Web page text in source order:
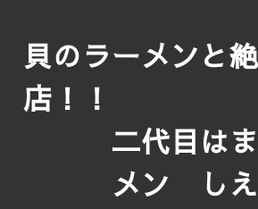
貝のラーメンと
店！
二代目はま
メン し